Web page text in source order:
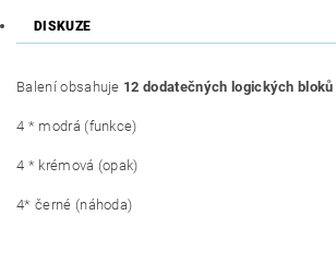
DISKUZE
Balení obsahuje 12 dodatečných logických bloků
4 * modrá (funkce)
4 * krémová (opak)
4* černé (náhoda)